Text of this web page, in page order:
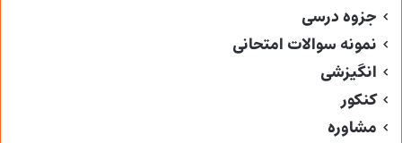
جزوه درسی
نمونه سوالات امتحانی
انگیزشی
کنکور
مشاوره